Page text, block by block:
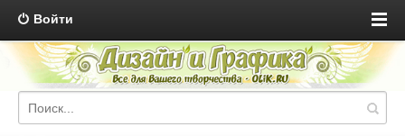
Войти